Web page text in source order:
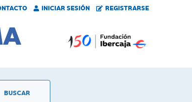
INICIAR SESIÓN REGISTRARSE